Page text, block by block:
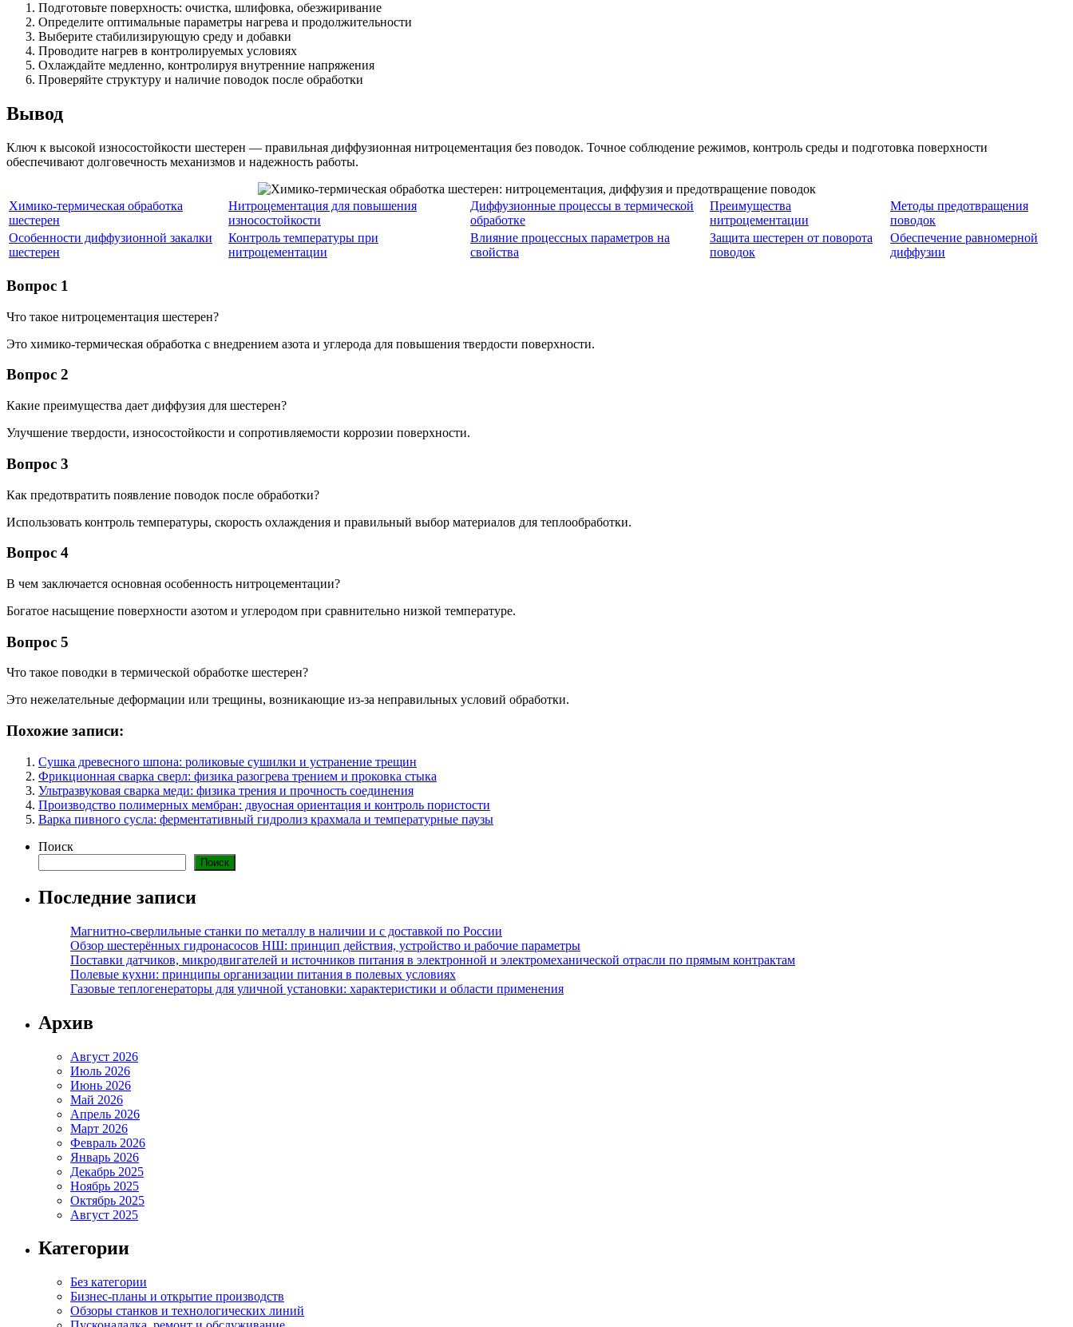
Подготовьте поверхность: очистка, шлифовка, обезжиривание
Определите оптимальные параметры нагрева и продолжительности
Выберите стабилизирующую среду и добавки
Проводите нагрев в контролируемых условиях
Охлаждайте медленно, контролируя внутренние напряжения
Проверяйте структуру и наличие поводок после обработки
Вывод
Ключ к высокой износостойкости шестерен — правильная диффузионная нитроцементация без поводок. Точное соблюдение режимов, контроль среды и подготовка поверхности
обеспечивают долговечность механизмов и надежность работы.
Химико-термическая обработка
шестерен
Нитроцементация для повышения
износостойкости
Диффузионные процессы в термической
обработке
Преимущества
нитроцементации
Методы предотвращения
поводок
Особенности диффузионной закалки
шестерен
Контроль температуры при
нитроцементации
Влияние процессных параметров на
свойства
Защита шестерен от поворота
поводок
Обеспечение равномерной
диффузии
Вопрос 1
Что такое нитроцементация шестерен?
Это химико-термическая обработка с внедрением азота и углерода для повышения твердости поверхности.
Вопрос 2
Какие преимущества дает диффузия для шестерен?
Улучшение твердости, износостойкости и сопротивляемости коррозии поверхности.
Вопрос 3
Как предотвратить появление поводок после обработки?
Использовать контроль температуры, скорость охлаждения и правильный выбор материалов для теплообработки.
Вопрос 4
В чем заключается основная особенность нитроцементации?
Богатое насыщение поверхности азотом и углеродом при сравнительно низкой температуре.
Вопрос 5
Что такое поводки в термической обработке шестерен?
Это нежелательные деформации или трещины, возникающие из-за неправильных условий обработки.
Похожие записи:
Сушка древесного шпона: роликовые сушилки и устранение трещин
Фрикционная сварка сверл: физика разогрева трением и проковка стыка
Ультразвуковая сварка меди: физика трения и прочность соединения
Производство полимерных мембран: двуосная ориентация и контроль пористости
Варка пивного сусла: ферментативный гидролиз крахмала и температурные паузы
Поиск
Поиск
Последние записи
Магнитно-сверлильные станки по металлу в наличии и с доставкой по России
Обзор шестерённых гидронасосов НШ: принцип действия, устройство и рабочие параметры
Поставки датчиков, микродвигателей и источников питания в электронной и электромеханической отрасли по прямым контрактам
Полевые кухни: принципы организации питания в полевых условиях
Газовые теплогенераторы для уличной установки: характеристики и области применения
Архив
Август 2026
Июль 2026
Июнь 2026
Май 2026
Апрель 2026
Март 2026
Февраль 2026
Январь 2026
Декабрь 2025
Ноябрь 2025
Октябрь 2025
Август 2025
Категории
Без категории
Бизнес-планы и открытие производств
Обзоры станков и технологических линий